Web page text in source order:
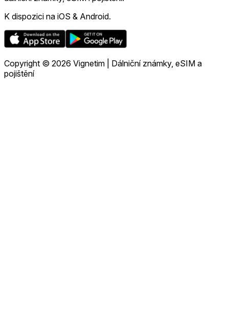
K dispozici na iOS & Android.
Copyright © 2026 Vignetim | Dálniční známky, eSIM a
pojištění